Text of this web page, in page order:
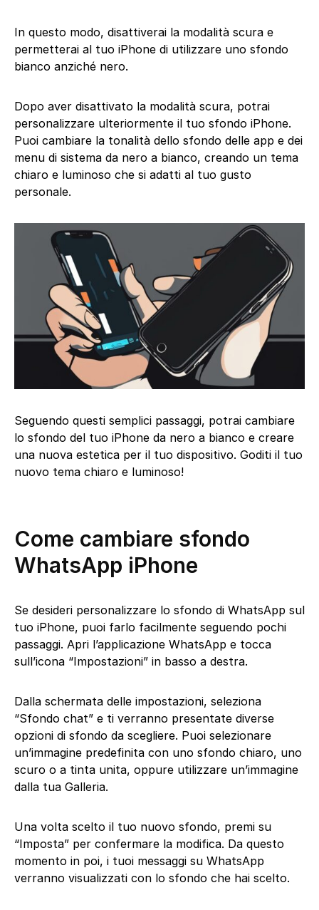
In questo modo, disattiverai la modalità scura e
permetterai al tuo iPhone di utilizzare uno sfondo
bianco anziché nero.
Dopo aver disattivato la modalità scura, potrai
personalizzare ulteriormente il tuo sfondo iPhone.
Puoi cambiare la tonalità dello sfondo delle app e dei
menu di sistema da nero a bianco, creando un tema
chiaro e luminoso che si adatti al tuo gusto
personale.
Seguendo questi semplici passaggi, potrai cambiare
lo sfondo del tuo iPhone da nero a bianco e creare
una nuova estetica per il tuo dispositivo. Goditi il tuo
nuovo tema chiaro e luminoso!
Come cambiare sfondo
WhatsApp iPhone
Se desideri personalizzare lo sfondo di WhatsApp sul
tuo iPhone, puoi farlo facilmente seguendo pochi
passaggi. Apri l’applicazione WhatsApp e tocca
sull’icona “Impostazioni” in basso a destra.
Dalla schermata delle impostazioni, seleziona
“Sfondo chat” e ti verranno presentate diverse
opzioni di sfondo da scegliere. Puoi selezionare
un’immagine predefinita con uno sfondo chiaro, uno
scuro o a tinta unita, oppure utilizzare un’immagine
dalla tua Galleria.
Una volta scelto il tuo nuovo sfondo, premi su
“Imposta” per confermare la modifica. Da questo
momento in poi, i tuoi messaggi su WhatsApp
verranno visualizzati con lo sfondo che hai scelto.